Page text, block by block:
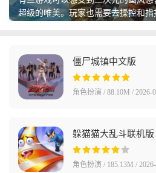
超级的唯美。玩家也需要去操控和
特色的角色一起进行精彩的战斗挑战
僵尸城镇中文版
角色扮演 / 88.10M / 2026-
躲猫猫大乱斗联机版
角色扮演 / 185.13M /